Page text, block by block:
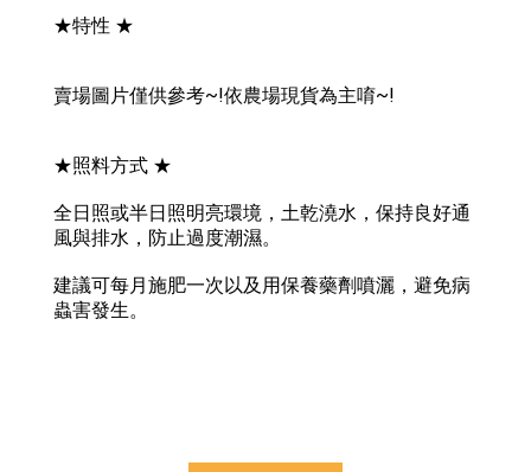
★特性 ★
賣場圖片僅供參考~!依農場現貨為主唷~!
★照料方式 ★
全日照或半日照明亮環境，土乾澆水，保持良好通
風與排水，防止過度潮濕。
建議可每月施肥一次以及用保養藥劑噴灑，避免病
蟲害發生。